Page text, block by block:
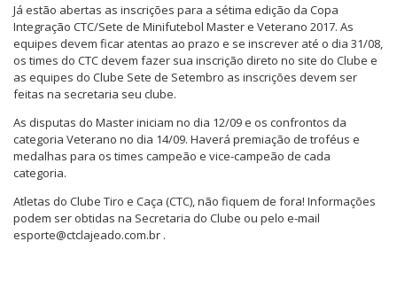
Já estão abertas as inscrições para a sétima edição da Copa
Integração CTC/Sete de Minifutebol Master e Veterano 2017. As
equipes devem ficar atentas ao prazo e se inscrever até o dia 31/08,
os times do CTC devem fazer sua inscrição direto no site do Clube e
as equipes do Clube Sete de Setembro as inscrições devem ser
feitas na secretaria seu clube.
As disputas do Master iniciam no dia 12/09 e os confrontos da
categoria Veterano no dia 14/09. Haverá premiação de troféus e
medalhas para os times campeão e vice-campeão de cada
categoria.
Atletas do Clube Tiro e Caça (CTC), não fiquem de fora! Informações
podem ser obtidas na Secretaria do Clube ou pelo e-mail
esporte@ctclajeado.com.br .